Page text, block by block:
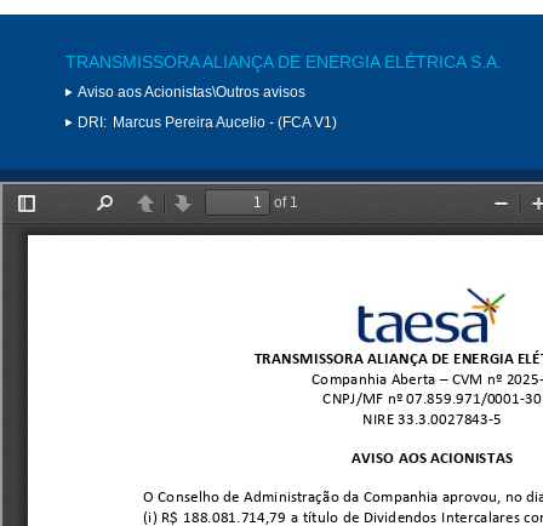
TRANSMISSORA ALIANÇA DE ENERGIA ELÉTRICA S.A.
Aviso aos Acionistas\Outros avisos
DRI: Marcus Pereira Aucelio - (FCA V1)